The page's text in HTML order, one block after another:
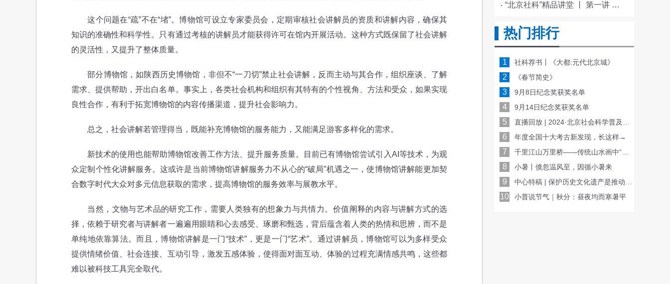
这个问题在“疏”不在“堵”。博物馆可设立专家委员会，定期审核社会讲解员的资质和讲解内容，确保其
知识的准确性和科学性。只有通过考核的讲解员才能获得许可在馆内开展活动。这种方式既保留了社会讲解
的灵活性，又提升了整体质量。
部分博物馆，如陕西历史博物馆，非但不“一刀切”禁止社会讲解，反而主动与其合作，组织座谈、了解
需求、提供帮助，开出白名单。事实上，各类社会机构和组织有其特有的个性视角、方法和受众，如果实现
良性合作，有利于拓宽博物馆的内容传播渠道，提升社会影响力。
总之，社会讲解若管理得当，既能补充博物馆的服务能力，又能满足游客多样化的需求。
新技术的使用也能帮助博物馆改善工作方法、提升服务质量。目前已有博物馆尝试引入AI等技术，为观
众定制个性化讲解服务。这或许是当前博物馆讲解服务力不从心的“破局”机遇之一，使博物馆讲解能更加契
合数字时代大众对多元信息获取的需求，提高博物馆的服务效率与展教水平。
当然，文物与艺术品的研究工作，需要人类独有的想象力与共情力。价值阐释的内容与讲解方式的选
择，依赖于研究者与讲解者一遍遍用眼睛和心去感受、琢磨和甄选，背后蕴含着人类的热情和思辨，而不是
单纯地依靠算法。而且，博物馆讲解是一门“技术”，更是一门“艺术”。通过讲解员，博物馆可以为多样受众
提供情绪价值、社会连接、互动引导，激发五感体验，使得面对面互动、体验的过程充满情感共鸣，这些都
难以被科技工具完全取代。
“北京社科”精品讲堂 丨 第一讲 《红楼梦》的北京情缘
热门排行
1 社科荐书丨《大都:元代北京城》
2 《春节简史》
3 9月8日纪念奖获奖名单
4 9月14日纪念奖获奖名单
5 直播回放 | 2024·北京社会科学普及周开幕式
6 年度全国十大考古新发现，长这样→
7 千里江山万里桥——传统山水画中“桥”的空间妙用
8 小暑丨倏忽温风至，因循小暑来
9 中心特稿 | 保护历史文化遗产是推动文化传承发展的重要基础
10 小普说节气｜秋分：昼夜均而寒暑平